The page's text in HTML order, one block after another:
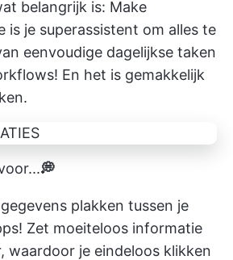
belangrijk is: Make
is je superassistent om alles te
eenvoudige dagelijkse taken
En het is gemakkelijk
💭
plakken tussen je
Zet moeiteloos informatie
waardoor je eindeloos klikken